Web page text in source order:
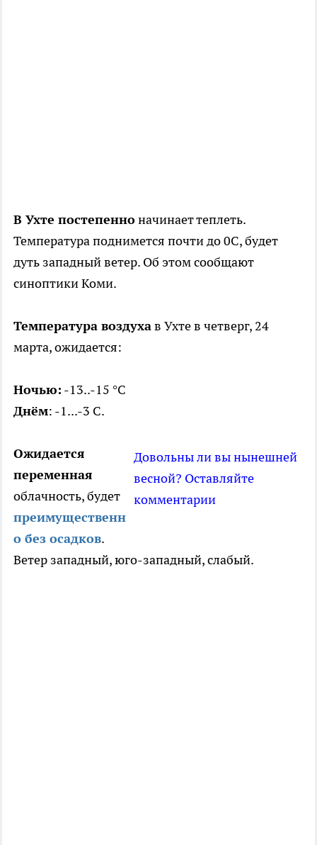
В Ухте постепенноначинает теплеть.
Температура поднимется почти до 0С, будет
дуть западный ветер. Об этом сообщают
синоптики Коми.
Температура воздухав Ухте в четверг, 24
марта, ожидается:
Ночью: -13..-15 °C
Днём: -1...-3 C.
Довольны ли вы нынешней
весной? Оставляйте
комментарии
Ожидается
переменная
облачность, будет
преимущественн
о без осадков.
Ветер западный, юго-западный, слабый.